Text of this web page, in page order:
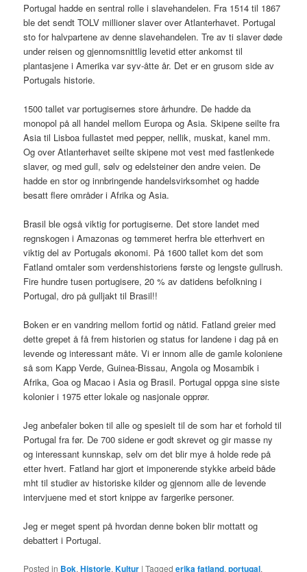
Portugal hadde en sentral rolle i slavehandelen. Fra 1514 til 1867
ble det sendt TOLV millioner slaver over Atlanterhavet. Portugal
sto for halvpartene av denne slavehandelen. Tre av ti slaver døde
under reisen og gjennomsnittlig levetid etter ankomst til
plantasjene i Amerika var syv-åtte år. Det er en grusom side av
Portugals historie.
1500 tallet var portugisernes store århundre. De hadde da
monopol på all handel mellom Europa og Asia. Skipene seilte fra
Asia til Lisboa fullastet med pepper, nellik, muskat, kanel mm.
Og over Atlanterhavet seilte skipene mot vest med fastlenkede
slaver, og med gull, sølv og edelsteiner den andre veien. De
hadde en stor og innbringende handelsvirksomhet og hadde
besatt flere områder i Afrika og Asia.
Brasil ble også viktig for portugiserne. Det store landet med
regnskogen i Amazonas og tømmeret herfra ble etterhvert en
viktig del av Portugals økonomi. På 1600 tallet kom det som
Fatland omtaler som verdenshistoriens første og lengste gullrush.
Fire hundre tusen portugisere, 20 % av datidens befolkning i
Portugal, dro på gulljakt til Brasil!!
Boken er en vandring mellom fortid og nåtid. Fatland greier med
dette grepet å få frem historien og status for landene i dag på en
levende og interessant måte. Vi er innom alle de gamle koloniene
så som Kapp Verde, Guinea-Bissau, Angola og Mosambik i
Afrika, Goa og Macao i Asia og Brasil. Portugal oppga sine siste
kolonier i 1975 etter lokale og nasjonale opprør.
Jeg anbefaler boken til alle og spesielt til de som har et forhold til
Portugal fra før. De 700 sidene er godt skrevet og gir masse ny
og interessant kunnskap, selv om det blir mye å holde rede på
etter hvert. Fatland har gjort et imponerende stykke arbeid både
mht til studier av historiske kilder og gjennom alle de levende
intervjuene med et stort knippe av fargerike personer.
Jeg er meget spent på hvordan denne boken blir mottatt og
debattert i Portugal.
Posted in Bok,Historie,Kultur |Tagged erika fatland,portugal,